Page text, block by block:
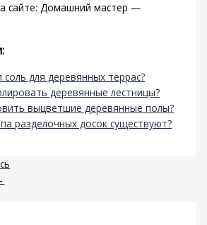
сайте: Домашний мастер —
соль для деревянных террас?
деревянные лестницы?
выцветшие деревянные полы?
разделочных досок существуют?